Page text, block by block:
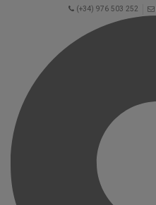
(+34) 976 503 252